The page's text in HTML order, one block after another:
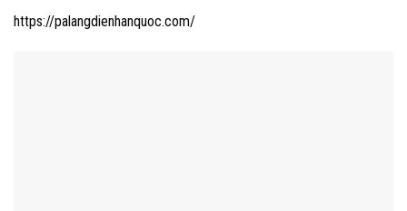
https://palangdienhanquoc.com/